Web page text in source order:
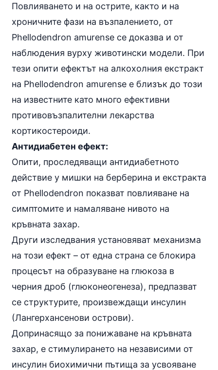
Повлияването и на острите, както и на
хроничните фази на възпалението, от
Phellodendron amurense се доказва и от
наблюдения вурху животински модели. При
тези опити ефектът на алкохолния екстракт
на Phellodendron amurense е близък до този
на известните като много ефективни
противовъзпалителни лекарства
кортикостероиди.
Антидиабетен ефект:
Опити, проследяващи антидиабетното
действие у мишки на берберина и екстракта
от Phellodendron показват повлияване на
симптомите и намаляване нивото на
кръвната захар.
Други изследвания установяват механизма
на този ефект – от една страна се блокира
процесът на образуване на глюкоза в
черния дроб (глюконеогенеза), предпазват
се структурите, произвеждащи инсулин
(Лангерхансенови острови).
Допринасящо за понижаване на кръвната
захар, е стимулирането на независими от
инсулин биохимични пътища за усвояване